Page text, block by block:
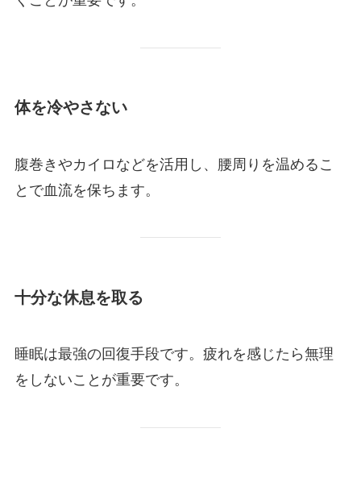
体を冷やさない
腹巻きやカイロなどを活用し、腰周りを温めるこ
とで血流を保ちます。
十分な休息を取る
睡眠は最強の回復手段です。疲れを感じたら無理
をしないことが重要です。